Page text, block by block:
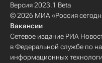
Версия 2023.1 Beta
© 2026 МИА «Россия
Вакансии
Сетевое издание РИА
в Федеральной службе по
информационных